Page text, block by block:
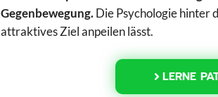
Gegenbewegung.Die Psychologie hinter
attraktives Ziel anpeilen lässt.
LERNE